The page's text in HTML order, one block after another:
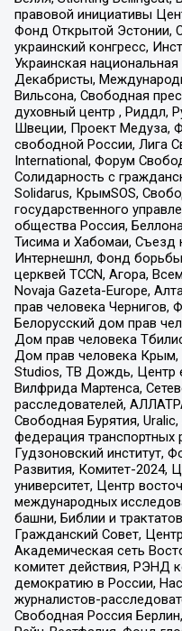
правовой инициативы
Фонд Открытой Эстонии,
украинский конгресс,
Украинская
Декабристы,
Вильсона, Свободная
духовный центр , Риддл,
Швеции, Проект Медуза,
свободной России, Лига
International, Форум
Солидарность с
Solidarus, КрымSOS,
государственного
общества Россия,
Тисима и Хабомаи, Съезд
Интернешнл, Фонд
церквей TCCN, Агора,
Novaja Gazeta-Europe,
прав человека
Белорусский дом прав
Дом прав человека
Дом прав человека Крым,
Studios, ТВ Дождь, Центр
Вилфрида Мартенса,
расследователей,
Свободная Бурятия,
федерация транспортных
Гудзоновский институт,
Развития, Комитет-2024,
университет, Центр
международных
башни, Библии и
Гражданский Совет,
Академическая сеть
комитет действия, РЭНД
демократию в России,
журналистов-
Свободная Россия